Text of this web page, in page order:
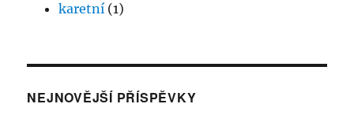
karetní (1)
NEJNOVĚJŠÍ PŘÍSPĚVKY